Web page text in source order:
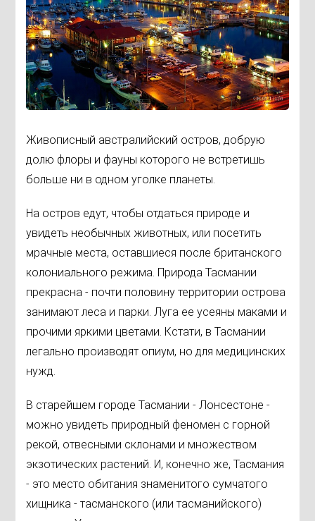
Живописный австралийский остров, добрую
долю флоры и фауны которого не встретишь
больше ни в одном уголке планеты.
На остров едут, чтобы отдаться природе и
увидеть необычных животных, или посетить
мрачные места, оставшиеся после британского
колониального режима. Природа Тасмании
прекрасна - почти половину территории острова
занимают леса и парки. Луга ее усеяны маками и
прочими яркими цветами. Кстати, в Тасмании
легально производят опиум, но для медицинских
нужд.
В старейшем городе Тасмании - Лонсестоне -
можно увидеть природный феномен с горной
рекой, отвесными склонами и множеством
экзотических растений. И, конечно же, Тасмания
- это место обитания знаменитого сумчатого
хищника - тасманского (или тасманийского)